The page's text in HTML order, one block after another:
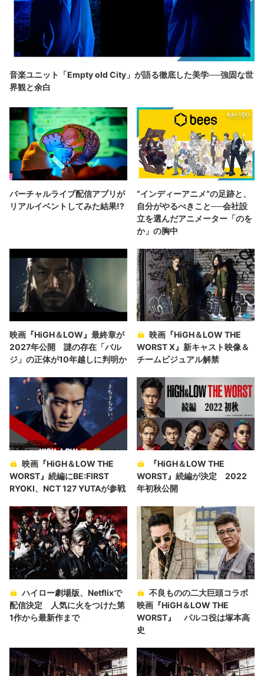
音楽ユニット「Empty old City」が語る徹底した美学──強固な世
界観と余白
バーチャルライブ配信アプリが
リアルイベントしてみた結果!?
“インディーアニメ“の足跡と、
自分がやるべきこと──会社設
立を選んだアニメーター「のを
か」の胸中
映画『HiGH＆LOW』最終章が
2027年公開 謎の存在「バル
ジ」の正体が10年越しに判明か
映画『HiGH＆LOW THE
WORST X』新キャスト映像＆
チームビジュアル解禁
映画『HiGH＆LOW THE
WORST』続編にBE:FIRST
RYOKI、NCT 127 YUTAが参戦
『HiGH＆LOW THE
WORST』続編が決定 2022
年初秋公開
ハイロー劇場版、Netflixで
配信決定 人気に火をつけた第
1作から最新作まで
不良ものの二大巨頭コラボ
映画『HiGH＆LOW THE
WORST』 パルコ役は塚本高
史